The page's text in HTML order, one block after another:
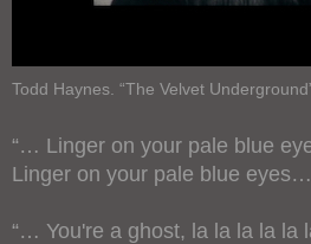
Todd Haynes. “The Velvet
“… Linger on your pale blue
Linger on your pale blue
“… You're a ghost, la la la la la